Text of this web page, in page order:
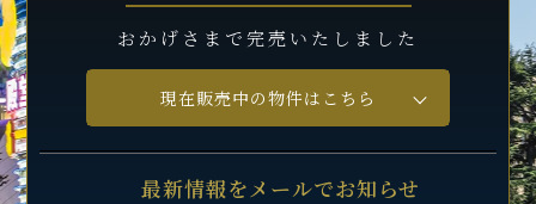
おかげさまで完売いたしました
最新情報をメールでお知らせ
現在販売中の物件はこちら